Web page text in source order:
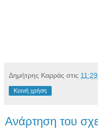
Δημήτρης Καρράς στις
Κοινή χρήση
Ανάρτηση του